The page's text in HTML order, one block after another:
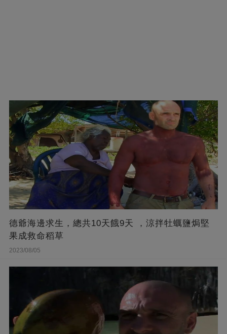
德爺海邊求生，總共10天餓9天 ，涼拌牡蠣鹽焗堅
果成救命稻草
2023/08/05